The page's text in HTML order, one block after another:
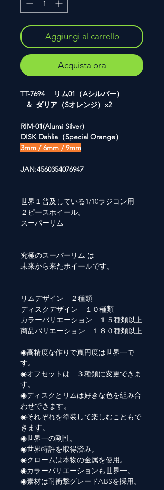
Aggiungi al carrello
Acquista ora
TT-7694 リム01（Aシルバー）
& ダリア（Sオレンジ）x2
RIM-01(Alumi Silver)
DISK Dahlia（Special Orange）
3mm / 6mm / 9mm
JAN:4560354076947
世界１普及している1/10ラジコン用
２ピースホイール。
スーパーリム
究極のスーパーリム は
未来から来たホイールです。
リムデザイン ２種類
ディスクデザイン １０種類
カラーバリエーション １５種類以上
商品バリエーション １８０種類以上
◉高精度な作りで真円度は世界一で
す。
◉オフセットは ３種類に変更できま
す。
◉ディスクとリムは好きな色を組み合
わせできます。
◉それぞれを塗装して楽しむこともで
きます。
◉世界一の剛性。
◉世界特許を取得済み。
◉クロームは本物の金属を使用。
◉カラーバリエーションも世界一。
◉素材は耐衝撃グレードABSを採用。